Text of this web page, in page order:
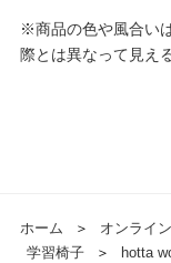
※商品の色や風合い
際とは異なって見え
ホーム ＞ オンライ
学習椅子
＞
hotta